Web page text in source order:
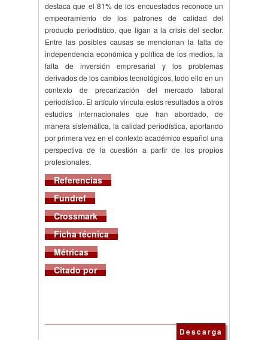
destaca que el 81% de los encuestados reconoce un
empeoramiento de los patrones de calidad del
producto periodístico, que ligan a la crisis del sector.
Entre las posibles causas se mencionan la falta de
independencia económica y política de los medios, la
falta de inversión empresarial y los problemas
derivados de los cambios tecnológicos, todo ello en un
contexto de precarización del mercado laboral
periodístico. El artículo vincula estos resultados a otros
estudios internacionales que han abordado, de
manera sistemática, la calidad periodística, aportando
por primera vez en el contexto académico español una
perspectiva de la cuestión a partir de los propios
profesionales.
Referencias
Fundref
Crossmark
Ficha técnica
Métricas
Citado por
Descarga